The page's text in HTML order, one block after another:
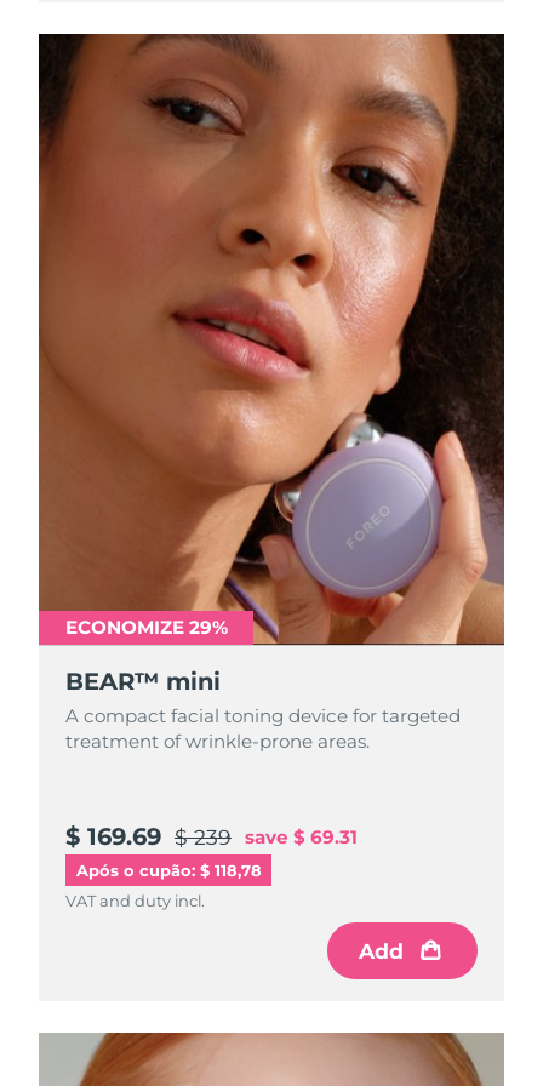
ECONOMIZE 29%
BEAR™ mini
A compact facial toning device for targeted
treatment of wrinkle-prone areas.
$ 169.69 $ 239 save $ 69.31
Após o cupão: $ 118,78
VAT and duty incl.
Add
Singapura Entrega prevista8/11/26
Eslováquia Entrega prevista 8/9/26
Eslovênia Entrega prevista8/9/26
Entrega prevista 8/17/26
Entrega prevista 8/11/26
Entrega prevista 8/9/26
Entrega prevista
Entrega prevista 8/9/26
Entrega prevista8/14/26
Entrega prevista 8/13/26
Turquia Entrega prevista8/10/26
Emirados Árabes
Unidos
Reino Unido Entrega prevista
Uzbequistão
Entrega prevista8/15/26